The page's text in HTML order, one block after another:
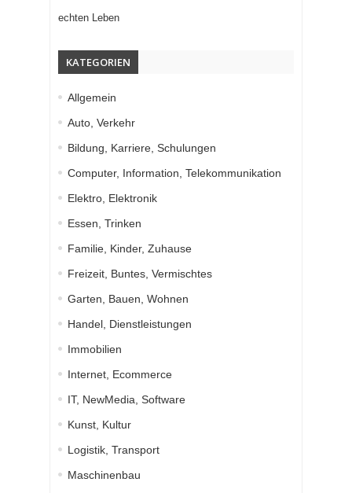
echten Leben
KATEGORIEN
Allgemein
Auto, Verkehr
Bildung, Karriere, Schulungen
Computer, Information, Telekommunikation
Elektro, Elektronik
Essen, Trinken
Familie, Kinder, Zuhause
Freizeit, Buntes, Vermischtes
Garten, Bauen, Wohnen
Handel, Dienstleistungen
Immobilien
Internet, Ecommerce
IT, NewMedia, Software
Kunst, Kultur
Logistik, Transport
Maschinenbau